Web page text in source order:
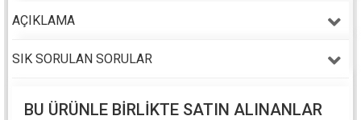
AÇIKLAMA
SIK SORULAN SORULAR
BU ÜRÜNLE BIRLIKTE SATIN ALINANLAR